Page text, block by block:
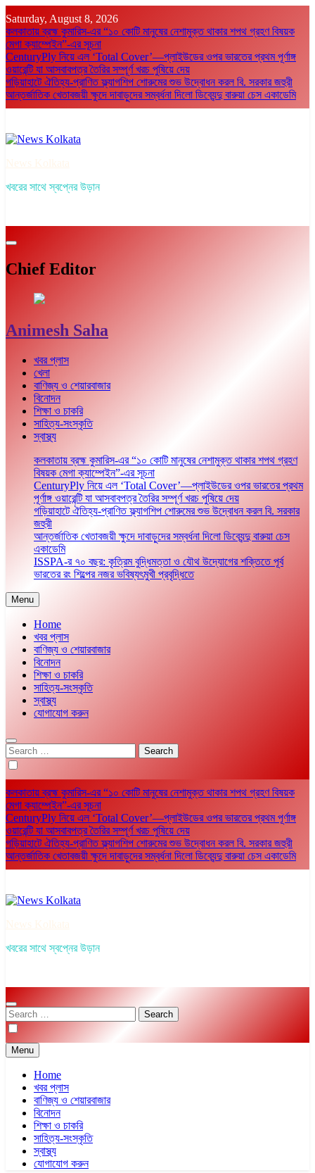
to
content
Saturday, August 8, 2026
কলকাতায় ব্রহ্ম কুমারিস-এর “১০ কোটি মানুষের নেশামুক্ত থাকার শপথ গ্রহণ বিষয়ক
মেগা ক্যাম্পেইন”-এর সূচনা
CenturyPly নিয়ে এল ‘Total Cover’—প্লাইউডের ওপর ভারতের প্রথম পূর্ণাঙ্গ
ওয়ারেন্টি যা আসবাবপত্র তৈরির সম্পূর্ণ খরচ পুষিয়ে দেয়
গড়িয়াহাটে ঐতিহ্য-প্রাণিত ফ্ল্যাগশিপ শোরুমের শুভ উদ্বোধন করল বি. সরকার জহুরী
আন্তর্জাতিক খেতাবজয়ী ক্ষুদে দাবাড়ুদের সম্বর্ধনা দিলো ডিব্যেন্দু বারুয়া চেস একাডেমি
খবরের সাথে স্বপ্নের উড়ান
Chief Editor
Animesh Saha
খবর প্লাস
খেলা
বাণিজ্য ও শেয়ারবাজার
বিনোদন
শিক্ষা ও চাকরি
সাহিত্য-সংস্কৃতি
স্বাস্থ্য
কলকাতায় ব্রহ্ম কুমারিস-এর “১০ কোটি মানুষের নেশামুক্ত থাকার শপথ গ্রহণ
বিষয়ক মেগা ক্যাম্পেইন”-এর সূচনা
CenturyPly নিয়ে এল ‘Total Cover’—প্লাইউডের ওপর ভারতের প্রথম
পূর্ণাঙ্গ ওয়ারেন্টি যা আসবাবপত্র তৈরির সম্পূর্ণ খরচ পুষিয়ে দেয়
গড়িয়াহাটে ঐতিহ্য-প্রাণিত ফ্ল্যাগশিপ শোরুমের শুভ উদ্বোধন করল বি. সরকার
জহুরী
আন্তর্জাতিক খেতাবজয়ী ক্ষুদে দাবাড়ুদের সম্বর্ধনা দিলো ডিব্যেন্দু বারুয়া চেস
একাডেমি
ISSPA-র ৭০ বছর: কৃত্রিম বুদ্ধিমত্তা ও যৌথ উদ্যোগের শক্তিতে পূর্ব
ভারতের রং শিল্পের নজর ভবিষ্যৎমুখী প্রবৃদ্ধিতে
Menu
Home
খবর প্লাস
বাণিজ্য ও শেয়ারবাজার
বিনোদন
শিক্ষা ও চাকরি
সাহিত্য-সংস্কৃতি
স্বাস্থ্য
যোগাযোগ করুন
Search
for:
কলকাতায় ব্রহ্ম কুমারিস-এর “১০ কোটি মানুষের নেশামুক্ত থাকার শপথ গ্রহণ বিষয়ক
মেগা ক্যাম্পেইন”-এর সূচনা
CenturyPly নিয়ে এল ‘Total Cover’—প্লাইউডের ওপর ভারতের প্রথম পূর্ণাঙ্গ
ওয়ারেন্টি যা আসবাবপত্র তৈরির সম্পূর্ণ খরচ পুষিয়ে দেয়
গড়িয়াহাটে ঐতিহ্য-প্রাণিত ফ্ল্যাগশিপ শোরুমের শুভ উদ্বোধন করল বি. সরকার জহুরী
আন্তর্জাতিক খেতাবজয়ী ক্ষুদে দাবাড়ুদের সম্বর্ধনা দিলো ডিব্যেন্দু বারুয়া চেস একাডেমি
খবরের সাথে স্বপ্নের উড়ান
Search
for:
Menu
Home
খবর প্লাস
বাণিজ্য ও শেয়ারবাজার
বিনোদন
শিক্ষা ও চাকরি
সাহিত্য-সংস্কৃতি
স্বাস্থ্য
যোগাযোগ করুন